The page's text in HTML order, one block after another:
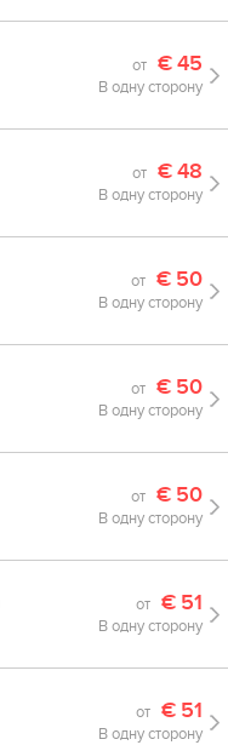
от €45
В одну сторону
от €48
В одну сторону
от € 50
В одну сторону
от € 50
В одну сторону
от € 50
В одну сторону
от € 51
В одну сторону
от € 51
В одну сторону